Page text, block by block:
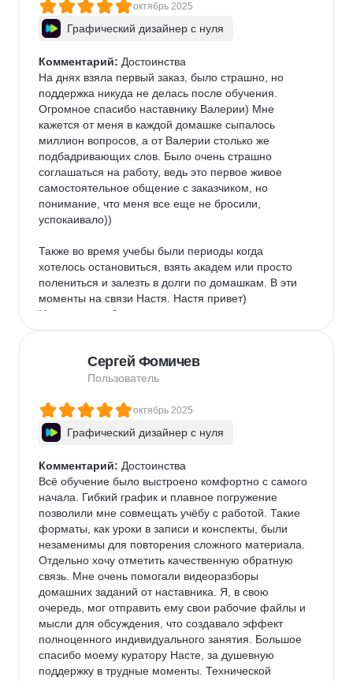
октябрь 2025
Графический дизайнер с нуля
Комментарий: Достоинства
На днях взяла первый заказ, было страшно, но
поддержка никуда не делась после обучения.
Огромное спасибо наставнику Валерии) Мне
кажется от меня в каждой домашке сыпалось
миллион вопросов, а от Валерии столько же
подбадривающих слов. Было очень страшно
соглашаться на работу, ведь это первое живое
самостоятельное общение с заказчиком, но
понимание, что меня все еще не бросили,
успокаивало))
Также во время учебы были периоды когда
хотелось остановиться, взять академ или просто
полениться и залезть в долги по домашкам. В эти
моменты на связи Настя. Настя привет)
Невероятная благодарность, что ты не позволила
на связи и спрашивает как обстоят дела с
трудоустройством и пытается мотивировать к
Немного о платформе. Изучать уроки было очень
удобно, уроки понятные, в формате видео и
Очень много домашних заданий, которые
позволяют поверить в свои возможности. Темп
комфортный, даже с маленьким ребенком.
Другие впечатления
это невероятный опыт борьбы с собой, который все
еще продолжается.
Впереди еще работа с центром карьеры, о нем
пока ничего не знаю, как закончу работу над
проектом, пойду знакомиться) Содействие с
трудоустройством как на фриланс, так и в найм.
Буду рекомендовать SkyPro однозначно!
Сергей Фомичев
Пользователь
октябрь 2025
Графический дизайнер с нуля
Комментарий: Достоинства
Всё обучение было выстроено комфортно с самого
начала. Гибкий график и плавное погружение
позволили мне совмещать учёбу с работой. Такие
форматы, как уроки в записи и конспекты, были
незаменимы для повторения сложного материала.
Отдельно хочу отметить качественную обратную
связь. Мне очень помогали видеоразборы
домашних заданий от наставника. Я, в свою
очередь, мог отправить ему свои рабочие файлы и
мысли для обсуждения, что создавало эффект
полноценного индивидуального занятия. Большое
спасибо моему куратору Насте, за душевную
поддержку в трудные моменты. Технической